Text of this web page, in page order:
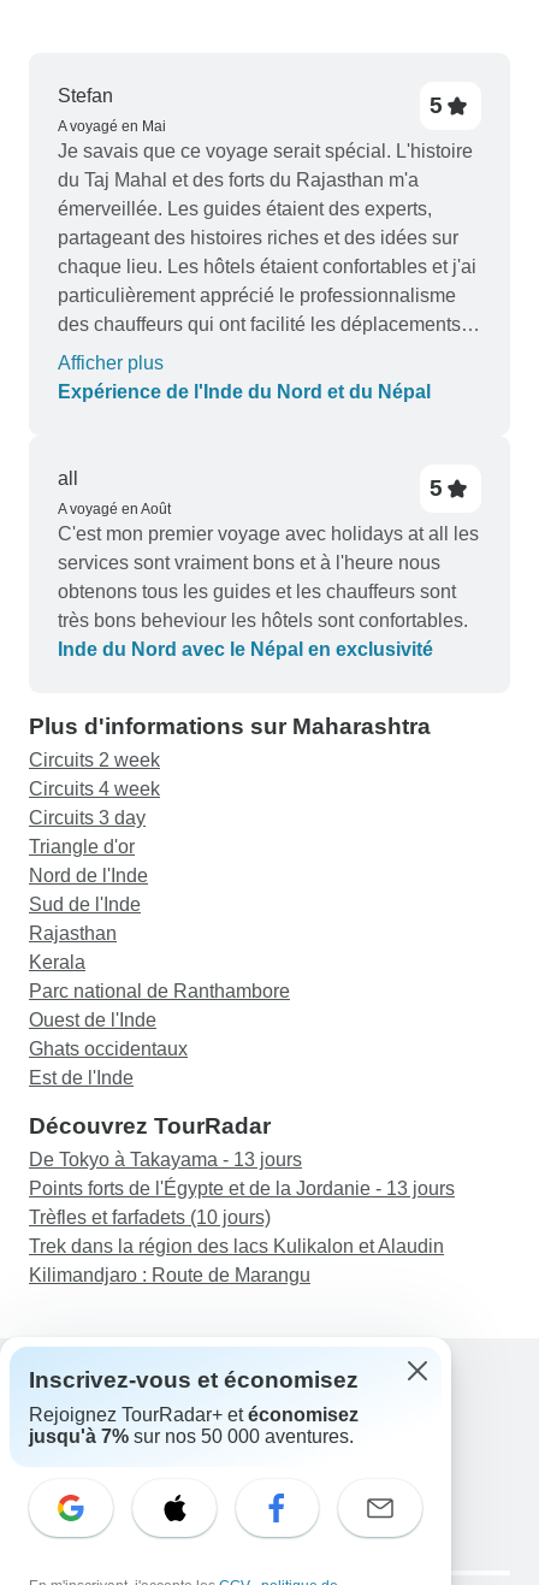
Stefan
A voyagé en Mai
5
Je savais que ce voyage serait spécial. L'histoire
du Taj Mahal et des forts du Rajasthan m'a
émerveillée. Les guides étaient des experts,
partageant des histoires riches et des idées sur
chaque lieu. Les hôtels étaient confortables et j'ai
particulièrement apprécié le professionnalisme
des chauffeurs qui ont facilité les déplacements.
L'énergie spirituelle de Varanasi a été une
expérience inoubliable. Le Népal était également
Afficher plus
Expérience de l'Inde du Nord et du Népal
all
A voyagé en Août
5
C'est mon premier voyage avec holidays at all les
services sont vraiment bons et à l'heure nous
obtenons tous les guides et les chauffeurs sont
très bons beheviour les hôtels sont confortables.
Inde du Nord avec le Népal en exclusivité
Plus d'informations sur Maharashtra
Circuits 2 week
Circuits 4 week
Circuits 3 day
Triangle d'or
Nord de l'Inde
Sud de l'Inde
Rajasthan
Kerala
Parc national de Ranthambore
Ouest de l'Inde
Ghats occidentaux
Est de l'Inde
Découvrez TourRadar
De Tokyo à Takayama - 13 jours
Points forts de l'Égypte et de la Jordanie - 13 jours
Trèfles et farfadets (10 jours)
Trek dans la région des lacs Kulikalon et Alaudin
Kilimandjaro : Route de Marangu
Assistance
Contactez-nous
E-mail: support@tourradar.com
Sélectionnez la langue
Inscrivez-vous et économisez
Rejoignez TourRadar+ etéconomisez
jusqu'à 7% sur nos 50 000 aventures.